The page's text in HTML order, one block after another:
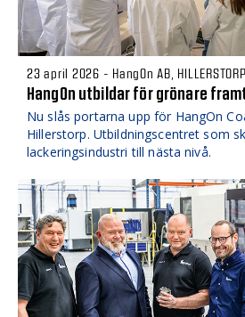
23 april 2026 - HangOn AB, HILLERSTORP
HangOn utbildar för grönare
Nu slås portarna upp för HangOn
Hillerstorp. Utbildningscentret som
lackeringsindustri till nästa nivå.